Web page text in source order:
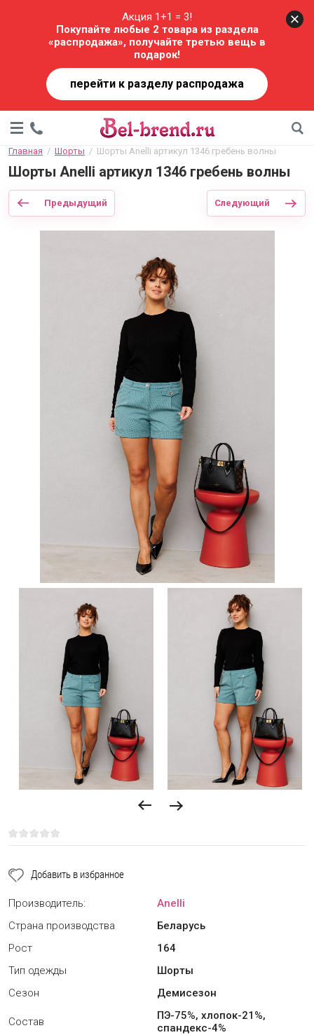
Акция 1+1 = 3!
Покупайте любые 2 товара из раздела
«распродажа», получайте третью вещь в
подарок!
перейти к разделу распродажа
Главная
  /
Шорты
  /  Шорты Anelli артикул 1346 гребень волны
Шорты Anelli артикул 1346 гребень волны
Предыдущий Следующий
Добавить в избранное
Производитель:
Anelli
Страна производства
Беларусь
Рост
164
Тип одежды
Шорты
Сезон
Демисезон
Состав
ПЭ-75%, хлопок-21%,
спандекс-4%